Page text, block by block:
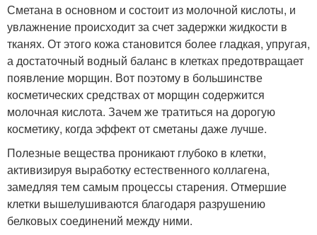
Сметана в основном и состоит из молочной кислоты, и
увлажнение происходит за счет задержки жидкости в
тканях. От этого кожа становится более гладкая, упругая,
а достаточный водный баланс в клетках предотвращает
появление морщин. Вот поэтому в большинстве
косметических средствах от морщин содержится
молочная кислота. Зачем же тратиться на дорогую
косметику, когда эффект от сметаны даже лучше.
Полезные вещества проникают глубоко в клетки,
активизируя выработку естественного коллагена,
замедляя тем самым процессы старения. Отмершие
клетки вышелушиваются благодаря разрушению
белковых соединений между ними.